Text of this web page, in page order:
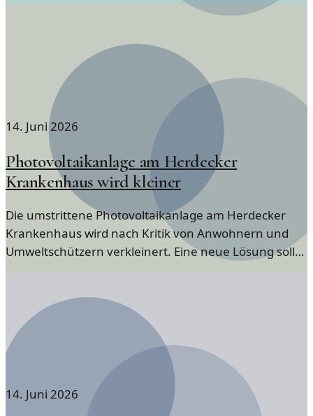
14. Juni 2026
Photovoltaikanlage am Herdecker
Krankenhaus wird kleiner
Die umstrittene Photovoltaikanlage am Herdecker
Krankenhaus wird nach Kritik von Anwohnern und
Umweltschützern verkleinert. Eine neue Lösung soll
14. Juni 2026